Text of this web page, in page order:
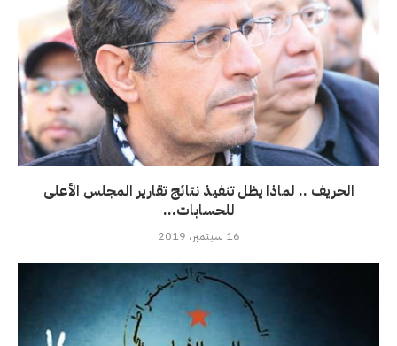
الحريف .. لماذا يظل تنفيذ نتائج تقارير المجلس الأعلى
للحسابات...
16 سبتمبر، 2019